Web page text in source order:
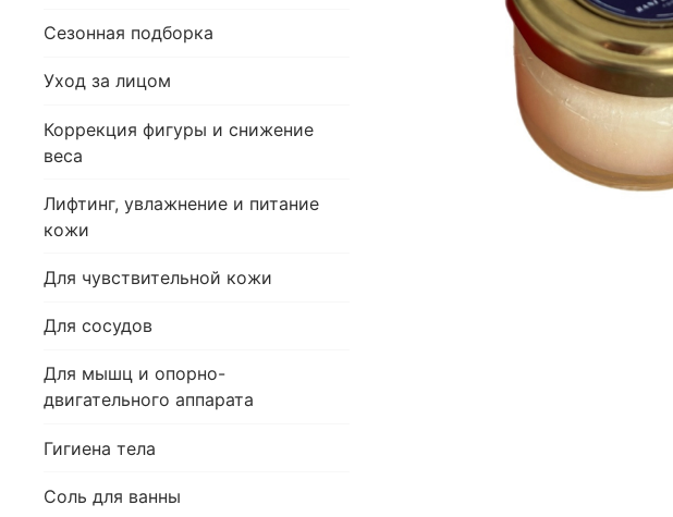
Сезонная подборка
Уход за лицом
Коррекция фигуры и снижение
веса
Лифтинг, увлажнение и питание
кожи
Для чувствительной кожи
Для сосудов
Для мышц и опорно-
двигательного аппарата
Гигиена тела
Соль для ванны